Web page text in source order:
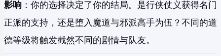
影响 ：你的选择决定了你的结局。是行侠仗义获得名门
正派的支持，还是堕入魔道与邪派高手为伍？不同的道
德等级将触发截然不同的剧情与队友。